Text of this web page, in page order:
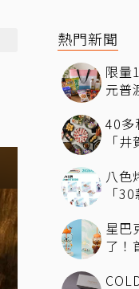
熱門新聞
限量
元普
40多
「
八色
「
星巴
了！
「